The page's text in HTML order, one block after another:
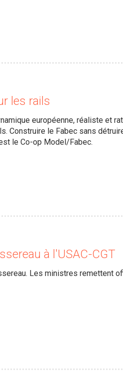
les rails
européenne, réaliste et
Construire le Fabec sans
le Co-op Model/Fabec.
à l'USAC-CGT
Les ministres remettent